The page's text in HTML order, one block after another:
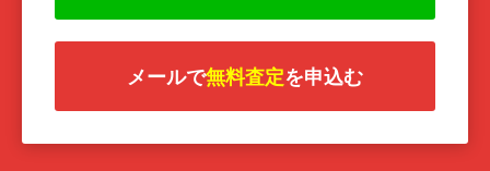
メールで無料査定を申込む